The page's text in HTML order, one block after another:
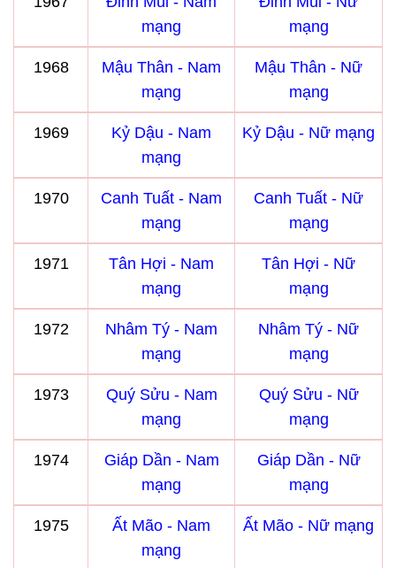
mạng
mạng
1968
Mậu Thân - Nam
mạng
Mậu Thân - Nữ
mạng
1969
Kỷ Dậu - Nam
mạng
Kỷ Dậu - Nữ mạng
1970
Canh Tuất - Nam
mạng
Canh Tuất - Nữ
mạng
1971
Tân Hợi - Nam
mạng
Tân Hợi - Nữ
mạng
1972
Nhâm Tý - Nam
mạng
Nhâm Tý - Nữ
mạng
1973
Quý Sửu - Nam
mạng
Quý Sửu - Nữ
mạng
1974
Giáp Dần - Nam
mạng
Giáp Dần - Nữ
mạng
1975
Ất Mão - Nam
mạng
Ất Mão - Nữ mạng